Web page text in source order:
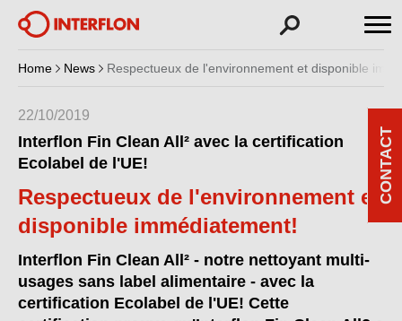
Home News Respectueux de l'environnement et disponible
22/10/2019
Interflon Fin Clean All² avec la certification
Ecolabel de l'UE!
Respectueux de l'environnement et
disponible immédiatement!
Interflon Fin Clean All² - notre nettoyant multi-
usages sans label alimentaire - avec la
certification Ecolabel de l'UE! Cette
CONTACT